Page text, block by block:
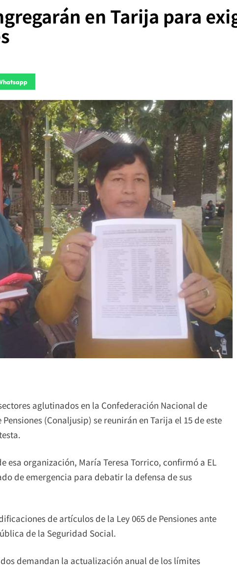
en Tarija para
aglutinados en la Confederación Nacional de
(Conaljusip) se reunirán en Tarija el 15 de este
esa organización, María Teresa Torrico, confirmó a EL
de emergencia para debatir la defensa de sus
de artículos de la Ley 065 de Pensiones ante
de la Seguridad Social.
demandan la actualización anual de los límites